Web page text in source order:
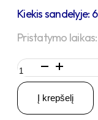
Kiekis sandelyje: 6
Pristatymo laikas:
produkto
kiekis:
D200
H235
400KG
Į krepšelį